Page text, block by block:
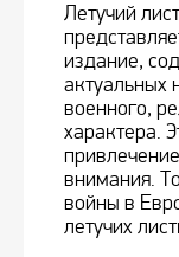
Летучий
издание,
актуальных
военного,
характера.
внимания.
войны в
летучих